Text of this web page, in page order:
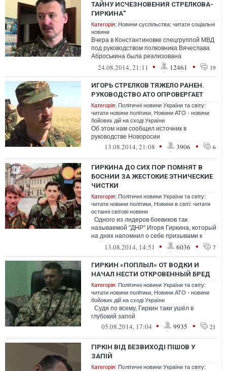
ТАЙНУ ИСЧЕЗНОВЕНИЯ СТРЕЛКОВА-
ГИРКИНА"
Категорія: Новини суспільства: читати соціальні
новини
Вчера в Константиновке спецгруппой МВД
под руководством полковника Вячеслава
Аброськина была реализована
оперативная информации
Константиновского ГУВД...
24.08.2014, 21:11 • 12461 • 19
ИГОРЬ СТРЕЛКОВ ТЯЖЕЛО РАНЕН.
РУКОВОДСТВО АТО ОПРОВЕРГАЕТ
Категорія: Політичні новини України та світу:
читати новини політики Новини АТО - новини
бойових дій на сході України
Об этом нам сообщил источник в
руководстве Новоросии
13.08.2014, 21:08 • 3906 • 6
ГИРКИНА ДО СИХ ПОР ПОМНЯТ В
БОСНИИ ЗА ЖЕСТОКИЕ ЭТНИЧЕСКИЕ
ЧИСТКИ
Категорія: Політичні новини України та світу:
читати новини політики Новини в світі: читати
останні світові новини
Одного из лидеров боевиков так
называемой "ДНР" Игоря Гиркина, который
на днях напомнил о себе призывами к
Москве немедленно начать вторж...
13.08.2014, 14:51 • 6036 • 7
ГИРКИН «ПОПЛЫЛ» ОТ ВОДКИ И
НАЧАЛ НЕСТИ ОТКРОВЕННЫЙ БРЕД
Категорія: Політичні новини України та світу:
читати новини політики Новини АТО - новини
бойових дій на сході України
Судя по всему, Гиркин таки ушёл в
глубокий запой
05.08.2014, 17:04 • 9935 • 21
ГІРКІН ВІД БЕЗВИХОДІ ПІШОВ У
ЗАПІЙ
Категорія: Політичні новини України та світу: